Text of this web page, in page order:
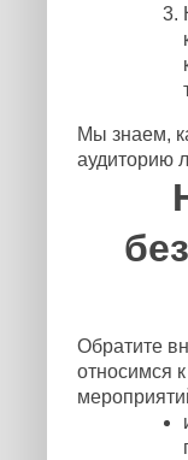
Мы знаем,
аудиторию
Обратите
относимся